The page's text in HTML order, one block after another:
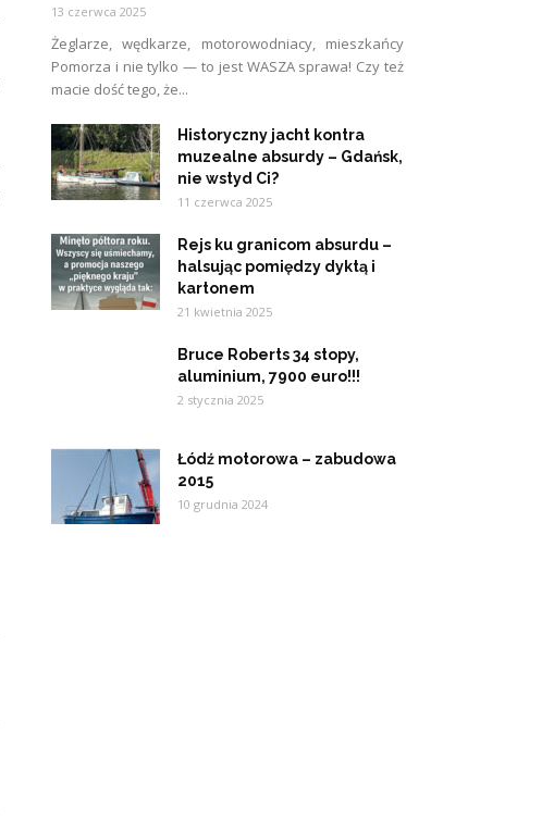
13 czerwca 2025
Żeglarze, wędkarze, motorowodniacy, mieszkańcy
Pomorza i nie tylko — to jest WASZA sprawa! Czy też
macie dość tego, że...
Historyczny jacht kontra
muzealne absurdy – Gdańsk,
nie wstyd Ci?
11 czerwca 2025
Rejs ku granicom absurdu –
halsując pomiędzy dyktą i
kartonem
21 kwietnia 2025
Bruce Roberts 34 stopy,
aluminium, 7900 euro!!!
2 stycznia 2025
Łódź motorowa – zabudowa
2015
10 grudnia 2024